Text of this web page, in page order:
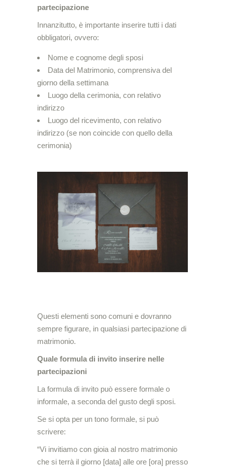
partecipazione
Innanzitutto, è importante inserire tutti i dati
obbligatori, ovvero:
Nome e cognome degli sposi
Data del Matrimonio, comprensiva del
giorno della settimana
Luogo della cerimonia, con relativo
indirizzo
Luogo del ricevimento, con relativo
indirizzo (se non coincide con quello della
cerimonia)
Questi elementi sono comuni e dovranno
sempre figurare, in qualsiasi partecipazione di
matrimonio.
Quale formula di invito inserire nelle
partecipazioni
La formula di invito può essere formale o
informale, a seconda del gusto degli sposi.
Se si opta per un tono formale, si può
scrivere:
“Vi invitiamo con gioia al nostro matrimonio
che si terrà il giorno [data] alle ore [ora] presso